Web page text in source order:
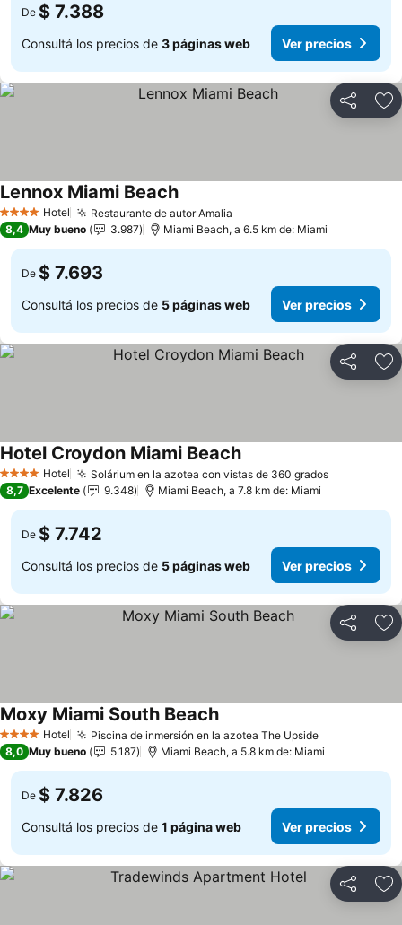
De $ 7.388
Consultá los precios de 3 páginas web Ver precios
Compartir
4 EstrellasHotel Restaurante de autor Amalia
Lennox Miami BeachVer precios
8,4 Muy bueno 3.987 Miami Beach, a 6.5 km de: Miami
De $ 7.693
Consultá los precios de 5 páginas web Ver precios
Compartir
4 EstrellasHotel Solárium en la azotea con vistas de 360 gradosVer
Hotel Croydon Miami BeachVer precios
8,7 Excelente 9.348 Miami Beach, a 7.8 km de: Miami
De $ 7.742
Consultá los precios de 5 páginas web Ver precios
Compartir
4 EstrellasHotel Piscina de inmersión en la azotea The UpsideVer precios
Moxy Miami South BeachVer precios
8,0 Muy bueno 5.187 Miami Beach, a 5.8 km de: Miami
De $ 7.826
Consultá los precios de 1 página web Ver precios
Compartir